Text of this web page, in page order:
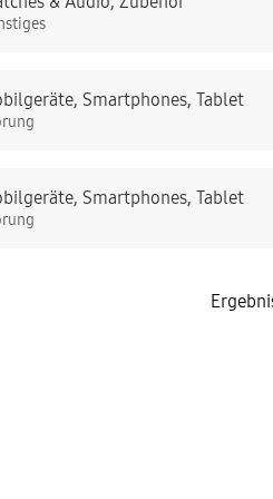
,Smartphones,Tablet
,Smartphones,Tablet